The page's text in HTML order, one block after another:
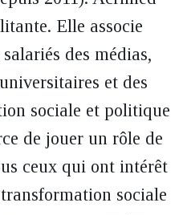
Elle associe
des médias,
et des
sociale et politique
de jouer un rôle de
ceux qui ont intérêt
sociale